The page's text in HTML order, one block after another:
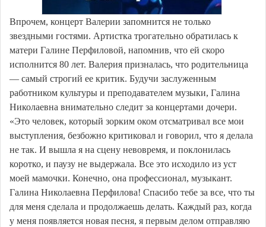
Впрочем, концерт Валерии запомнится не только
звездными гостями. Артистка трогательно обратилась к
матери Галине Перфиловой, напомнив, что ей скоро
исполнится 80 лет. Валерия призналась, что родительница
— самый строгий ее критик. Будучи заслуженным
работником культуры и преподавателем музыки, Галина
Николаевна внимательно следит за концертами дочери.
«Это человек, который зорким оком отсматривал все мои
выступления, безбожно критиковал и говорил, что я делала
не так. И вышла я на сцену невовремя, и поклонилась
коротко, и паузу не выдержала. Все это исходило из уст
моей мамочки. Конечно, она профессионал, музыкант.
Галина Николаевна Перфилова! Спасибо тебе за все, что ты
для меня сделала и продолжаешь делать. Каждый раз, когда
у меня появляется новая песня, я первым делом отправляю